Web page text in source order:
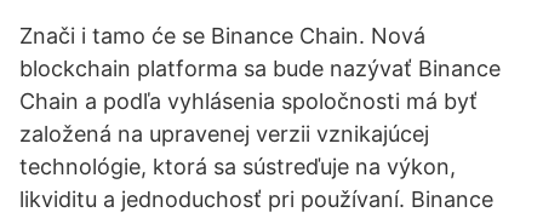
Znači i tamo će se Binance Chain. Nová
blockchain platforma sa bude nazývať Binance
Chain a podľa vyhlásenia spoločnosti má byť
založená na upravenej verzii vznikajúcej
technológie, ktorá sa sústreďuje na výkon,
likviditu a jednoduchosť pri používaní. Binance